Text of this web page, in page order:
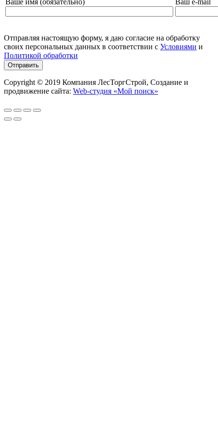
Отправляя настоящую форму, я даю согласие на обработку
своих персональных данных в соответствии с Условиями и
Политикой обработки
Copyright © 2019 Компания ЛесТоргСтрой, Создание и
продвижение сайта: Web-студия «Мой поиск»